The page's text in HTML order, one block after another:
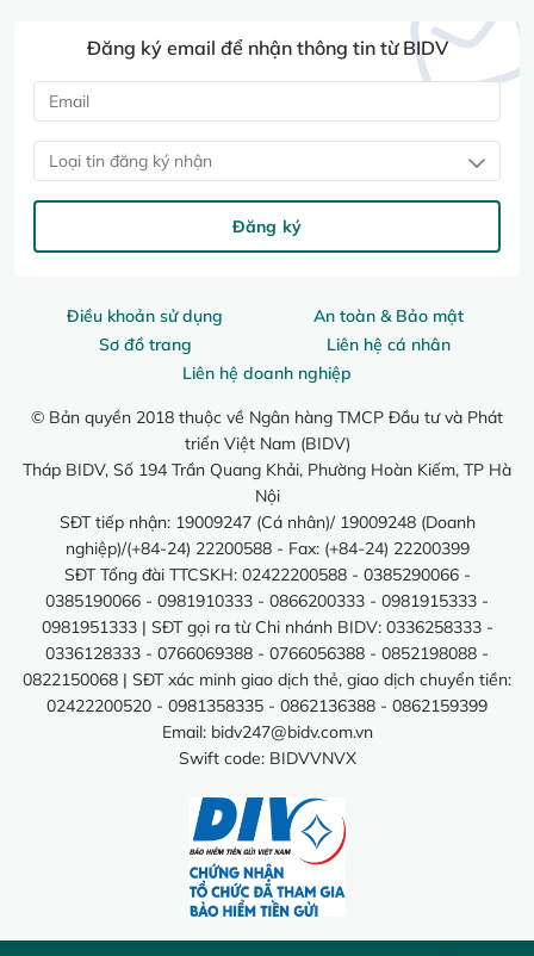
Điều khoản sử dụng
An toàn & Bảo mật
Sơ đồ trang
Liên hệ cá nhân
Liên hệ doanh nghiệp
© Bản quyền 2018 thuộc về Ngân hàng TMCP Đầu tư và Phát
triển Việt Nam (BIDV)
Tháp BIDV, Số 194 Trần Quang Khải, Phường Hoàn Kiếm, TP Hà
Nội
SĐT tiếp nhận: 19009247 (Cá nhân)/ 19009248 (Doanh
nghiệp)/(+84-24) 22200588 - Fax: (+84-24) 22200399
SĐT Tổng đài TTCSKH: 02422200588 - 0385290066 -
0385190066 - 0981910333 - 0866200333 - 0981915333 -
0981951333 | SĐT gọi ra từ Chi nhánh BIDV: 0336258333 -
0336128333 - 0766069388 - 0766056388 - 0852198088 -
0822150068 | SĐT xác minh giao dịch thẻ, giao dịch chuyển tiền:
02422200520 - 0981358335 - 0862136388 - 0862159399
Email: bidv247@bidv.com.vn
Swift code: BIDVVNVX
Đăng ký email để nhận thông tin từ BIDV
Loại tin đăng ký nhận
Đăng ký